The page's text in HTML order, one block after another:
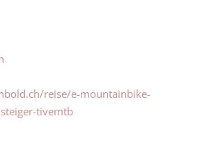
reise/e-mountainbike-
tivemtb